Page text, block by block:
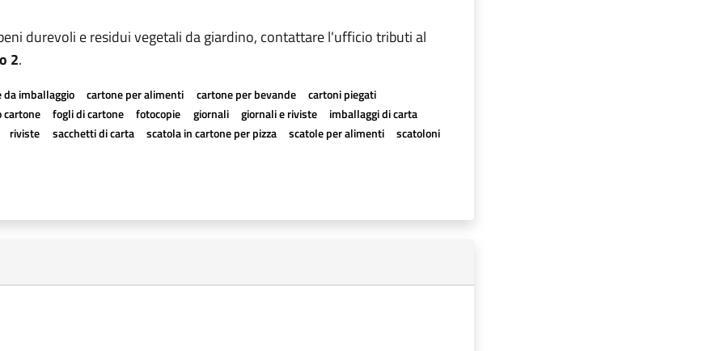
durevoli e residui vegetali da giardino, contattare l'ufficio tributi al
2.
da imballaggio cartone per alimenti cartone per bevande
cartoni piegati
cartone fogli di cartone fotocopie giornali giornali e riviste
imballaggi di carta
riviste sacchetti di carta scatola in cartone per pizza scatole per alimenti
scatoloni